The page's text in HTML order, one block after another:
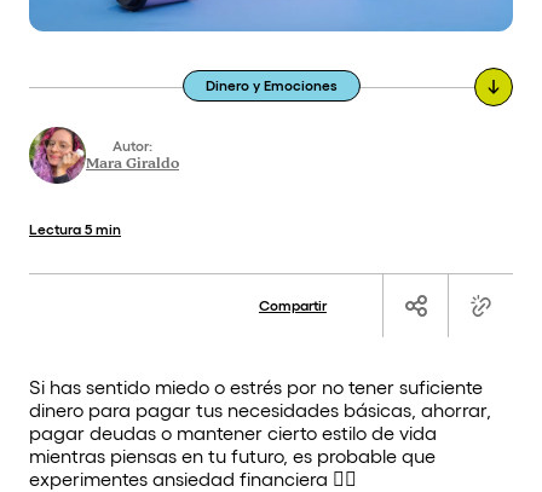
Dinero y Emociones
Autor:
Mara Giraldo
Lectura 5 min
Compartir
Si has sentido miedo o estrés por no tener suficiente
dinero para pagar tus necesidades básicas, ahorrar,
pagar deudas o mantener cierto estilo de vida
mientras piensas en tu futuro, es probable que
experimentes ansiedad financiera 😵‍💫